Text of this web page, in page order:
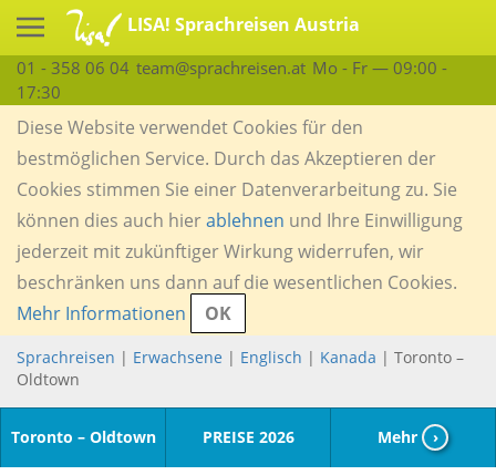
LISA! Sprachreisen Austria
01 - 358 06 04 team@sprachreisen.at Mo - Fr — 09:00 -
17:30
Diese Website verwendet Cookies für den
bestmöglichen Service. Durch das Akzeptieren der
Cookies stimmen Sie einer Datenverarbeitung zu. Sie
können dies auch hierablehnen und Ihre Einwilligung
jederzeit mit zukünftiger Wirkung widerrufen, wir
beschränken uns dann auf die wesentlichen Cookies.
Mehr Informationen
OK
Sprachreisen | Erwachsene | Englisch | Kanada | Toronto –
Oldtown
Toronto – Oldtown PREISE 2026 Mehr ›